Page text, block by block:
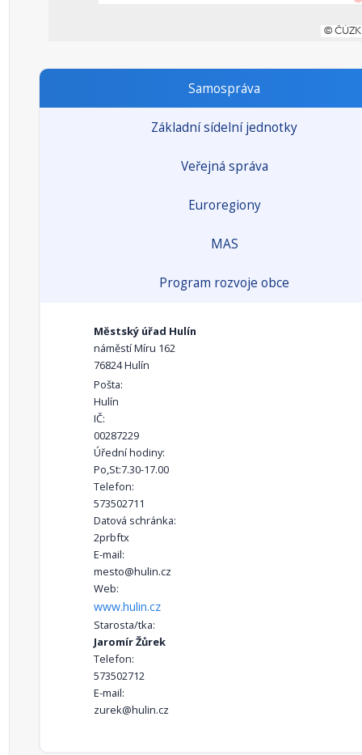
Samospráva
Základní sídelní jednotky
Veřejná správa
Euroregiony
MAS
Program rozvoje obce
Městský úřad Hulín
náměstí Míru 162
76824 Hulín
Pošta:
Hulín
IČ:
00287229
Úřední hodiny:
Po,St:7.30-17.00
Telefon:
573502711
Datová schránka:
2prbftx
E-mail:
mesto@hulin.cz
Web:
www.hulin.cz
Starosta/tka:
Jaromír Žůrek
Telefon:
573502712
E-mail:
zurek@hulin.cz